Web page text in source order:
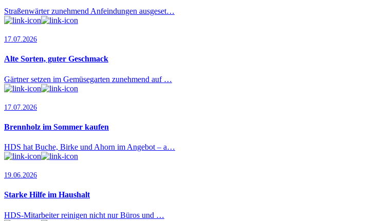
Straßenwärter zunehmend Anfeindungen ausgeset…
17.07.2026
Alte Sorten, guter Geschmack
Gärtner setzen im Gemüsegarten zunehmend auf …
17.07.2026
Brennholz im Sommer kaufen
HDS hat Buche, Birke und Ahorn im Angebot – a…
19.06.2026
Starke Hilfe im Haushalt
HDS-Mitarbeiter reinigen nicht nur Büros und …